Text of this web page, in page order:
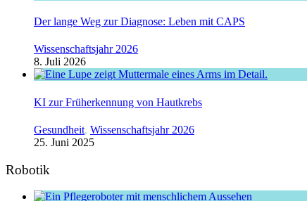
Der lange Weg zur Diagnose: Leben mit CAPS
Wissenschaftsjahr 2026
8. Juli 2026
KI zur Früherkennung von Hautkrebs
Gesundheit, Wissenschaftsjahr 2026
25. Juni 2025
Robotik